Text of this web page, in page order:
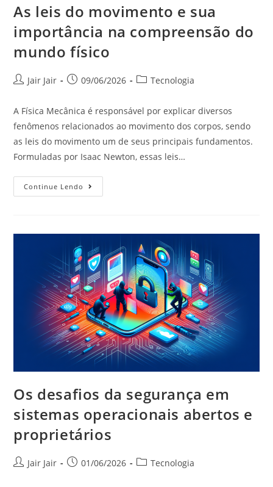
As leis do movimento e sua
importância na compreensão do
mundo físico
Jair Jair 09/06/2026 Tecnologia
A Física Mecânica é responsável por explicar diversos
fenômenos relacionados ao movimento dos corpos, sendo
as leis do movimento um de seus principais fundamentos.
Formuladas por Isaac Newton, essas leis…
Continue Lendo
Os desafios da segurança em
sistemas operacionais abertos e
proprietários
Jair Jair 01/06/2026 Tecnologia